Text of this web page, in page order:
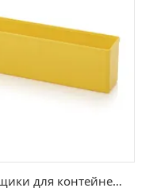
Вставные ящики для контейнеров с мелкими предметами SB E 15